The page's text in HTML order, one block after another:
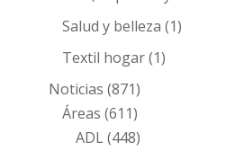
Salud y belleza (1)
Textil hogar(1)
Noticias (871)
Áreas (611)
ADL(448)